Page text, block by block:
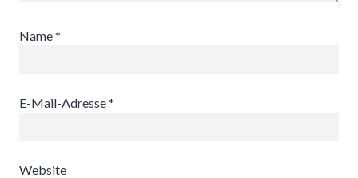
Name*
E-Mail-Adresse*
Website